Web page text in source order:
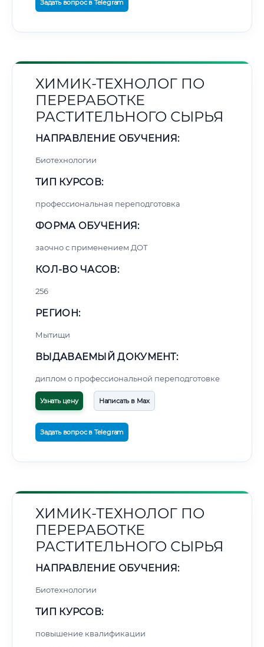
Задать вопрос в Telegram
ХИМИК-ТЕХНОЛОГ ПО
ПЕРЕРАБОТКЕ
РАСТИТЕЛЬНОГО СЫРЬЯ
НАПРАВЛЕНИЕ ОБУЧЕНИЯ:
Биотехнологии
ТИП КУРСОВ:
профессиональная переподготовка
ФОРМА ОБУЧЕНИЯ:
заочно с применением ДОТ
КОЛ-ВО ЧАСОВ:
256
РЕГИОН:
Мытищи
ВЫДАВАЕМЫЙ ДОКУМЕНТ:
диплом о профессиональной переподготовке
Узнать цену Написать в Max
Задать вопрос в Telegram
ХИМИК-ТЕХНОЛОГ ПО
ПЕРЕРАБОТКЕ
РАСТИТЕЛЬНОГО СЫРЬЯ
НАПРАВЛЕНИЕ ОБУЧЕНИЯ:
Биотехнологии
ТИП КУРСОВ:
повышение квалификации